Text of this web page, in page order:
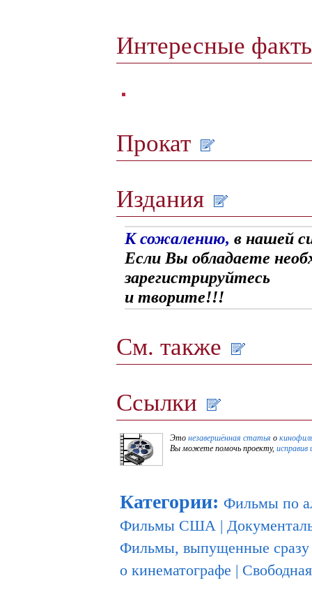
Интересные
Прокат
Издания
К сожалению, в нашей
Если Вы обладаете
зарегистрируйтесь
и творите!!!
См. также
Ссылки
Это незавершённая статья о
Вы можете помочь проекту, исправив
Категории: Фильмы по
Фильмы США |
Фильмы, выпущенные сразу
о кинематографе |